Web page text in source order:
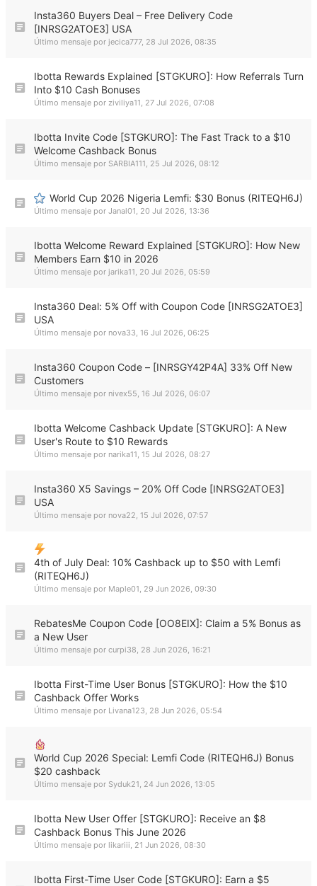
Insta360 Buyers Deal – Free Delivery Code
[INRSG2ATOE3] USA
Último mensaje por jecica777, 28 Jul 2026, 08:35
Ibotta Rewards Explained [STGKURO]: How Referrals Turn
Into $10 Cash Bonuses
Último mensaje por ziviliya11, 27 Jul 2026, 07:08
Ibotta Invite Code [STGKURO]: The Fast Track to a $10
Welcome Cashback Bonus
Último mensaje por SARBIA111, 25 Jul 2026, 08:12
World Cup 2026 Nigeria Lemfi: $30 Bonus (RITEQH6J)
Último mensaje por Janal01, 20 Jul 2026, 13:36
Ibotta Welcome Reward Explained [STGKURO]: How New
Members Earn $10 in 2026
Último mensaje por jarika11, 20 Jul 2026, 05:59
Insta360 Deal: 5% Off with Coupon Code [INRSG2ATOE3]
USA
Último mensaje por nova33, 16 Jul 2026, 06:25
Insta360 Coupon Code – [INRSGY42P4A] 33% Off New
Customers
Último mensaje por nivex55, 16 Jul 2026, 06:07
Ibotta Welcome Cashback Update [STGKURO]: A New
User's Route to $10 Rewards
Último mensaje por narika11, 15 Jul 2026, 08:27
Insta360 X5 Savings – 20% Off Code [INRSG2ATOE3]
USA
Último mensaje por nova22, 15 Jul 2026, 07:57
4th of July Deal: 10% Cashback up to $50 with Lemfi
(RITEQH6J)
Último mensaje por Maple01, 29 Jun 2026, 09:30
RebatesMe Coupon Code [OO8EIX]: Claim a 5% Bonus as
a New User
Último mensaje por curpi38, 28 Jun 2026, 16:21
Ibotta First-Time User Bonus [STGKURO]: How the $10
Cashback Offer Works
Último mensaje por Livana123, 28 Jun 2026, 05:54
World Cup 2026 Special: Lemfi Code (RITEQH6J) Bonus
$20 cashback
Último mensaje por Syduk21, 24 Jun 2026, 13:05
Ibotta New User Offer [STGKURO]: Receive an $8
Cashback Bonus This June 2026
Último mensaje por likariii, 21 Jun 2026, 08:30
Ibotta First-Time User Code [STGKURO]: Earn a $5